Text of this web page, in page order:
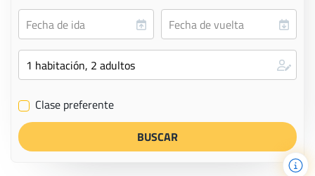
✔ Clase preferente